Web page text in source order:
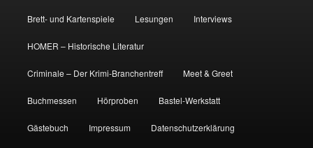
Brett- und Kartenspiele Lesungen Interviews
HOMER – Historische Literatur
Criminale – Der Krimi-Branchentreff Meet & Greet
Buchmessen Hörproben Bastel-Werkstatt
Gästebuch Impressum Datenschutzerklärung